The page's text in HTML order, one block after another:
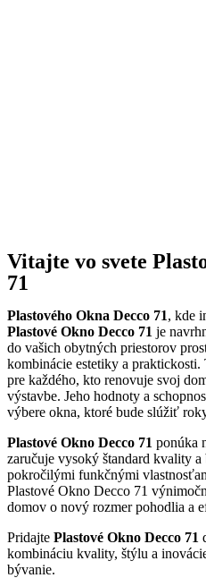
Vitajte vo svete
71
Plastového Okna Decco 71, kde
Plastové Okno Decco 71 je
do vašich obytných priestorov
kombinácie estetiky a
pre každého, kto renovuje svoj
výstavbe. Jeho hodnoty a
výbere okna, ktoré bude slúžiť
Plastové Okno Decco 71 ponúka
zaručuje vysoký štandard kvality a
pokročilými funkčnými
Plastové Okno Decco 71
domov o nový rozmer pohodlia a
Pridajte Plastové Okno Decco 71
kombináciu kvality, štýlu a
bývanie.